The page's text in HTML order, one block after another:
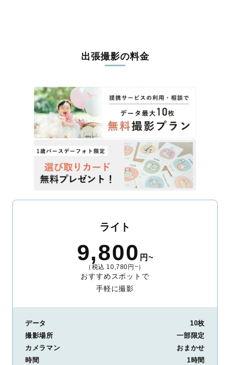
出張撮影の料金
ライト
9,800 円~
（税込 10,780円~）
おすすめスポットで
手軽に撮影
データ
10枚
撮影場所
一部限定
カメラマン
おまかせ
時間
1時間